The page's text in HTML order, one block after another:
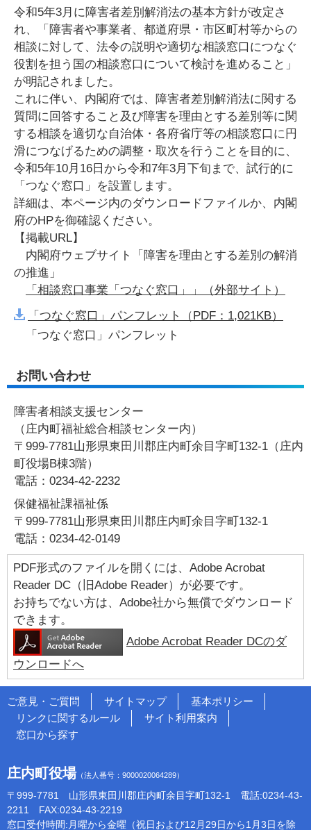
令和5年3月に障害者差別解消法の基本方針が改定さ
れ、「障害者や事業者、都道府県・市区町村等からの
相談に対して、法令の説明や適切な相談窓口につなぐ
役割を担う国の相談窓口について検討を進めること」
が明記されました。
これに伴い、内閣府では、障害者差別解消法に関する
質問に回答すること及び障害を理由とする差別等に関
する相談を適切な自治体・各府省庁等の相談窓口に円
滑につなげるための調整・取次を行うことを目的に、
令和5年10月16日から令和7年3月下旬まで、試行的に
「つなぐ窓口」を設置します。
詳細は、本ページ内のダウンロードファイルか、内閣
府のHPを御確認ください。
【掲載URL】
内閣府ウェブサイト「障害を理由とする差別の解消
の推進」
「相談窓口事業「つなぐ窓口」」（外部サイト）
「つなぐ窓口」パンフレット（PDF：1,021KB）
「つなぐ窓口」パンフレット
お問い合わせ
障害者相談支援センター
（庄内町福祉総合相談センター内）
〒999-7781山形県東田川郡庄内町余目字町132-1（庄内
町役場B棟3階）
電話：0234-42-2232
保健福祉課福祉係
〒999-7781山形県東田川郡庄内町余目字町132-1
電話：0234-42-0149
PDF形式のファイルを開くには、Adobe Acrobat
Reader DC（旧Adobe Reader）が必要です。
お持ちでない方は、Adobe社から無償でダウンロード
できます。
Adobe Acrobat Reader DCのダ
ウンロードへ
ご意見・ご質問 サイトマップ
基本ポリシー
リンクに関するルール
サイト利用案内
窓口から探す
庄内町役場（法人番号：9000020064289）
〒999-7781 山形県東田川郡庄内町余目字町132-1 電話:0234-43-
2211 FAX:0234-43-2219
窓口受付時間:月曜から金曜（祝日および12月29日から1月3日を除